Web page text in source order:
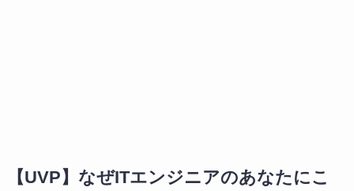
【UVP】なぜITエンジニアのあなたにこ